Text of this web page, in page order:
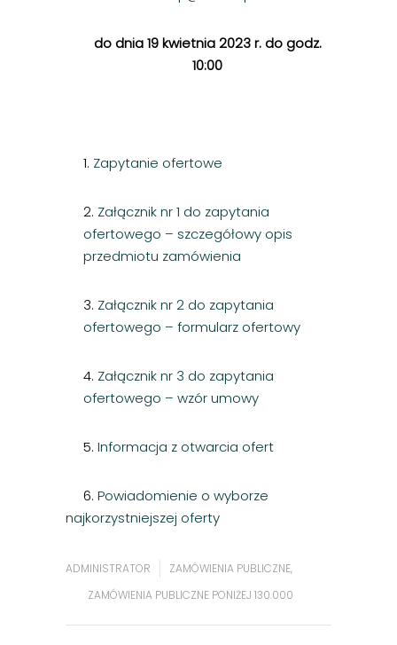
do dnia 19 kwietnia 2023 r. do godz.
10:00
1. Zapytanie ofertowe
2. Załącznik nr 1 do zapytania
ofertowego – szczegółowy opis
przedmiotu zamówienia
3. Załącznik nr 2 do zapytania
ofertowego – formularz ofertowy
4. Załącznik nr 3 do zapytania
ofertowego – wzór umowy
5. Informacja z otwarcia ofert
6. Powiadomienie o wyborze
najkorzystniejszej oferty
ADMINISTRATOR ZAMÓWIENIA PUBLICZNE,
ZAMÓWIENIA PUBLICZNE PONIŻEJ 130.000